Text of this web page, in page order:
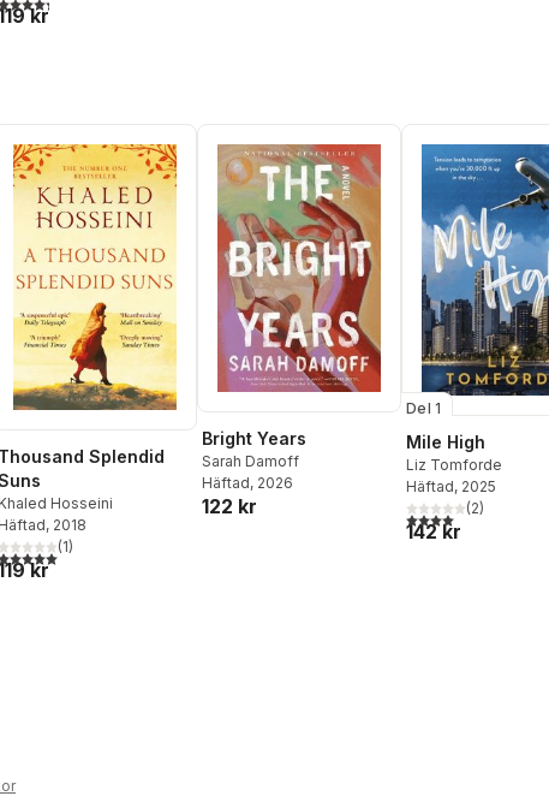
kr
röster:
Thousand Splendid
Khaled Hosseini
Häftad, 2018
utav 5 stjärnor. Totalt antal röster:
(1)
kr
Bright Years
Sarah Damoff
Häftad, 2026
122 kr
Del 1
Mile High
Liz Tomforde
Häftad, 2025
4,0utav 5 stjärnor.
(2)
142 kr